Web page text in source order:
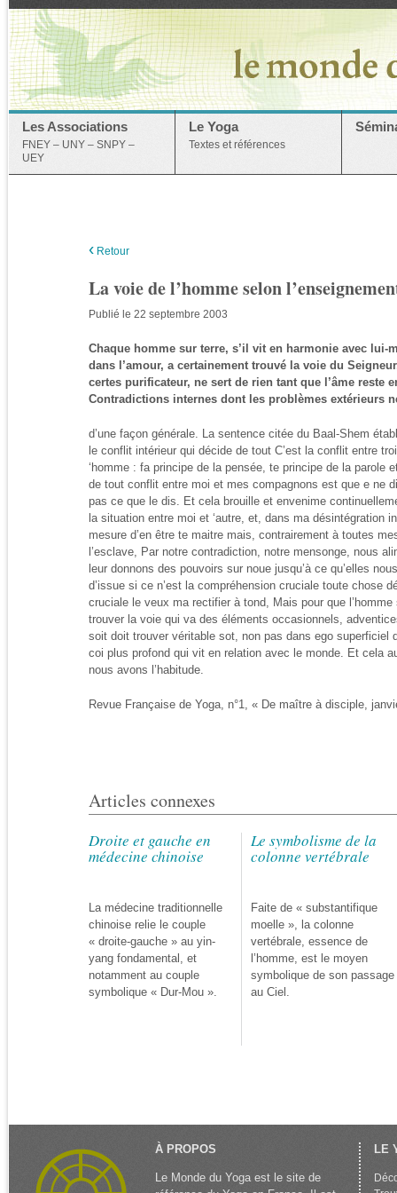
Les Associations
FNEY – UNY – SNPY –
UEY
Le Yoga
Textes et références
‹ Retour
La voie de l’homme selon
Publié le 22 septembre 2003
Chaque homme sur terre, s’il vit en harmonie avec lui-
dans l’amour, a certainement trouvé la voie du
certes purificateur, ne sert de rien tant que l’âme reste
Contradictions internes dont les problèmes extérieurs
d’une façon générale. La sentence citée du Baal-Shem
le conflit intérieur qui décide de tout C’est la conflit entre
‘homme : fa principe de la pensée, te principe de la parole
de tout conflit entre moi et mes compagnons est que e ne
pas ce que le dis. Et cela brouille et envenime
la situation entre moi et ‘autre, et, dans ma désintégration
mesure d’en être te maitre mais, contrairement à toutes
l’esclave, Par notre contradiction, notre mensonge, nous
leur donnons des pouvoirs sur noue jusqu’à ce qu’elles
d’issue si ce n’est la compréhension cruciale toute chose
cruciale le veux ma rectifier à tond, Mais pour que
trouver la voie qui va des éléments occasionnels,
soit doit trouver véritable sot, non pas dans ego superficiel
coi plus profond qui vit en relation avec le monde. Et cela
nous avons l’habitude.
Revue Française de Yoga, n°1, « De maître à disciple,
Articles connexes
Droite et gauche en
médecine chinoise
La médecine traditionnelle
chinoise relie le couple
« droite-gauche » au yin-
yang fondamental, et
notamment au couple
symbolique « Dur-Mou ».
Le symbolisme de la
colonne vertébrale
Faite de « substantifique
moelle », la colonne
vertébrale, essence de
l’homme, est le moyen
symbolique de son passage
au Ciel.
À PROPOS
Le Monde du Yoga est le site de
LE